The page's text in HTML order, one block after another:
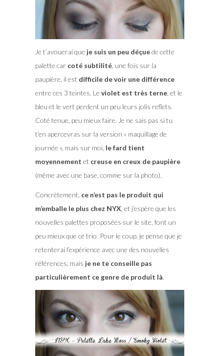
Je t’avouerai que je suis un peu déçuede cette
palette car coté subtilité, une fois sur la
paupière, il est difficile de voir une différence
entre ces 3 teintes. Le violet est très terne, et le
bleu et le vert perdent un peu leurs jolis reflets.
Coté tenue, peu mieux faire. Je ne sais pas si tu
t’en apercevras sur la version « maquillage de
journée », mais sur moi, le fard tient
moyennement et creuse en creux de paupière
(même avec une base, comme sur la photo).
Concrètement, ce n’est pas le produit qui
m’emballe le plus chez NYX, et j’espère que les
nouvelles palettes proposées sur le site, font un
peu mieux que ce trio. Pour le coup, je pense que je
retenterai l’expérience avec une des nouvelles
références, mais je ne te conseille pas
particulièrement ce genre de produit là.